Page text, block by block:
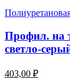
Профил. на
светло-
403,00 ₽